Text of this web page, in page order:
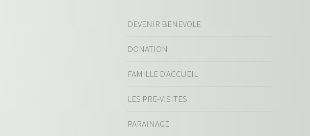
DEVENIR BENEVOLE
DONATION
FAMILLE D'ACCUEIL
LES PRE-VISITES
PARAINAGE